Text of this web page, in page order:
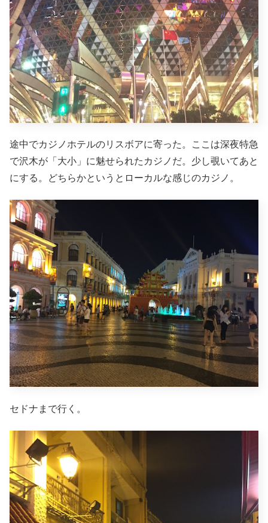
途中でカジノホテルのリスボアに寄った。ここは深夜特急
で沢木が「大小」に魅せられたカジノだ。少し覗いてあと
にする。どちらかというとローカルな感じのカジノ。
セドナまで行く。